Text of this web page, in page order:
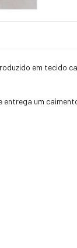
em tecido
um